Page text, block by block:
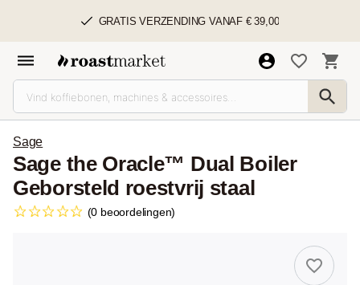
GRATIS VERZENDING VANAF € 39,00
Sage
Sage the Oracle™ Dual Boiler
Geborsteld roestvrij staal
(0 beoordelingen)